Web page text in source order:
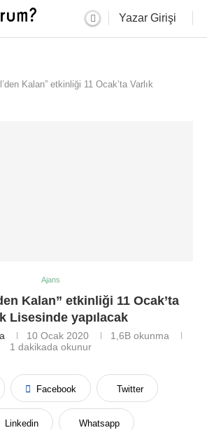
Yazar Girişi
Kalan” etkinliği 11 Ocak’ta Varlık
Ajans
Kalan” etkinliği 11 Ocak’ta
Lisesinde yapılacak
10 Ocak 2020 1,6Bokunma
1 dakikada okunur
Facebook Twitter
Linkedin Whatsapp